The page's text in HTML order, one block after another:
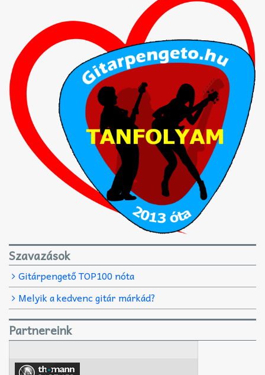
Szavazások
Gitárpengető TOP100 nóta
Melyik a kedvenc gitár márkád?
Partnereink